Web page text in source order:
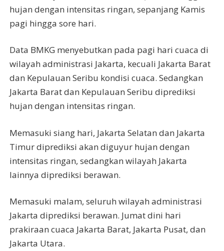
hujan dengan intensitas ringan, sepanjang Kamis
pagi hingga sore hari.
Data BMKG menyebutkan pada pagi hari cuaca di
wilayah administrasi Jakarta, kecuali Jakarta Barat
dan Kepulauan Seribu kondisi cuaca. Sedangkan
Jakarta Barat dan Kepulauan Seribu diprediksi
hujan dengan intensitas ringan.
Memasuki siang hari, Jakarta Selatan dan Jakarta
Timur diprediksi akan diguyur hujan dengan
intensitas ringan, sedangkan wilayah Jakarta
lainnya diprediksi berawan.
Memasuki malam, seluruh wilayah administrasi
Jakarta diprediksi berawan. Jumat dini hari
prakiraan cuaca Jakarta Barat, Jakarta Pusat, dan
Jakarta Utara.